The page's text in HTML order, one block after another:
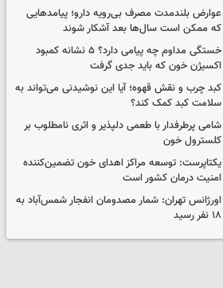
عوارض بلندمدت مصرف بی‌رویه دارو؛ پیامدهایی
که ممکن است سال‌ها بعد آشکار شوند
خستگی مداوم چه پیامی دارد؟ ۵ نشانه کمبود
اکسیژن خون که باید جدی گرفت
کبد چرب و نقش قهوه؛ آیا این نوشیدنی می‌تواند به
سلامت کبد کمک کند؟
شامی پرطرفدار با طعمی دلپذیر و اثری نامطلوب بر
کلسترول خون
یکتاپرست: توسعه مراکز اهدای خون تضمین‌کننده
امنیت درمان کشور است
اورژانس تهران: شمار مصدومان انفجار شمس‌آباد به
۱۸ نفر رسید